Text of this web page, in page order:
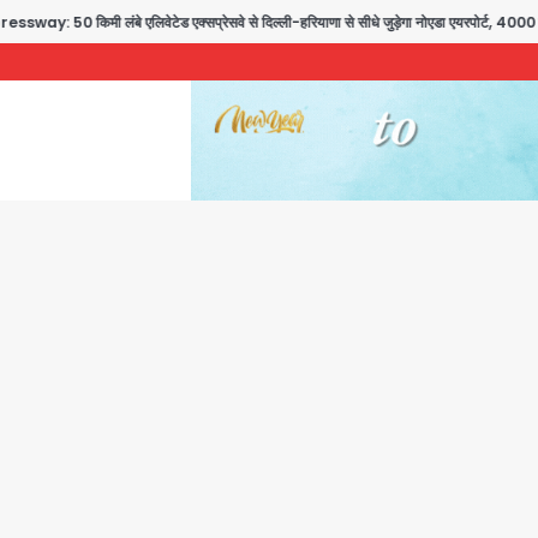
लंबे एलिवेटेड एक्सप्रेसवे से दिल्ली-हरियाणा से सीधे जुड़ेगा नोएडा एयरपोर्ट, 4000